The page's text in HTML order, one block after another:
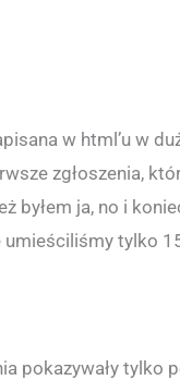
w html’u w
zgłoszenia,
byłem ja, no i
umieściliśmy tylko
pokazywały tylko